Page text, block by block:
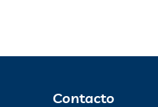
Contacto